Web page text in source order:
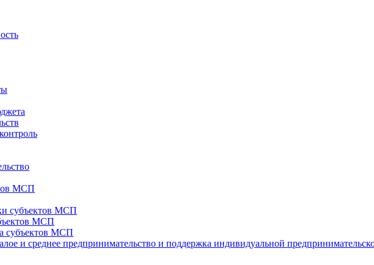
МСП
субъектов МСП
МСП
субъектов МСП
и среднее предпринимательство и поддержка индивидуальной